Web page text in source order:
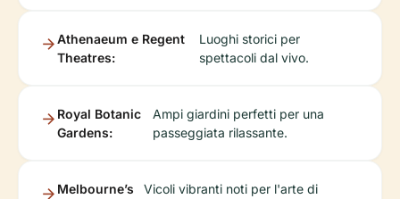
Athenaeum e Regent
Theatres:
Luoghi storici per
spettacoli dal vivo.
Royal Botanic
Gardens:
Ampi giardini perfetti per una
passeggiata rilassante.
Melbourne’s
Vicoli vibranti noti per l'arte di